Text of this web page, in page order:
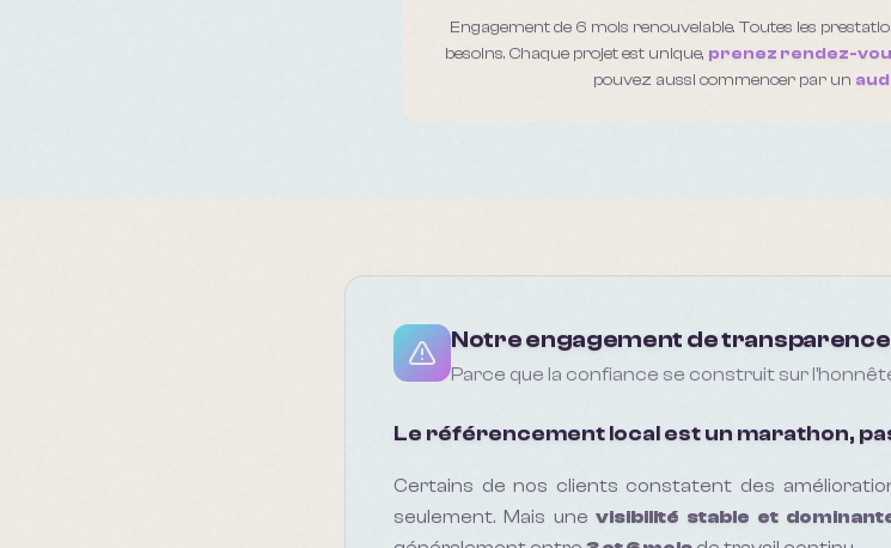
Engagement de 6 mois renouvelable. Toutes les
besoins. Chaque projet est unique, prenez rendez-
pouvez aussi commencer par un
Notre engagement de transparence
Parce que la confiance se construit sur
Le référencement local est un marathon,
Certains de nos clients constatent des
seulement. Mais une visibilité stable et